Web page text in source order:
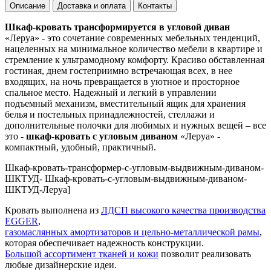
Описание Доставка и оплата Контакты
Шкаф-кровать трансформируется в угловой диван
«Леруа» - это сочетание современных мебельных тенденций,
нацеленных на минимальное количество мебели в квартире и
стремление к ультрамодному комфорту. Красиво обставленная
гостиная, днем гостеприимно встречающая всех, в нее
входящих, на ночь превращается в уютное и просторное
спальное место. Надежный и легкий в управлении
подъемный механизм, вместительный ящик для хранения
белья и постельных принадлежностей, стеллажи и
дополнительные полочки для любимых и нужных вещей – все
это - шкаф-кровать с угловым диваном «Леруа» -
компактный, удобный, практичный.
Шкаф-кровать-трансформер-с-угловым-выдвижным-диваном-
ШКТУД- Шкаф-кровать-с-угловым-выдвижным-диваном-
ШКТУД-Леруа]
Кровать выполнена из ЛДСП высокого качества производства
EGGER,
газомаслянных амортизаторов и цельно-металлической рамы,
которая обеспечивает надежность конструкции.
Большой ассортимент тканей и кожи позволит реализовать
любые дизайнерские идеи.